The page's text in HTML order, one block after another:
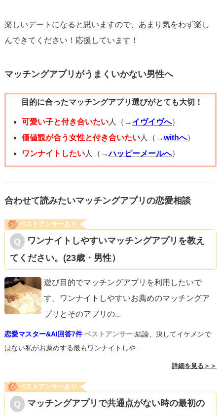
楽しいデートになると思いますので、あまり気をわず楽し
んできてください！応援しています！
マッチングアプリがうまくいかない男性へ
目的に合ったマッチングアプリ選びがとても大切！
可愛い子と付き合いたい人（→ イヴイヴへ）
価値観が合う女性と付き合いたい人（→withへ）
ワンナイトしたい人（→ハッピーメールへ）
合わせて読みたいマッチングアプリの恋愛相談
ベストアンサーあり
ワンナイトしやすいマッチングアプリを教え
てください。(23歳・男性）
遊び目的でマッチングアプリを利用したいで
す。ワンナイトしやすいお薦めのマッチングア
プリとそのアプリの...
恋愛マスター&AI回答7件 ベストアンサー:結論、決してイケメンで
はない私がお薦めする最もワンナイトしや...
詳細を見る＞＞
ベストアンサーあり
マッチングアプリで共通点がない時の最初の